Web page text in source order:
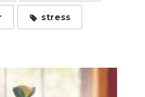
stress